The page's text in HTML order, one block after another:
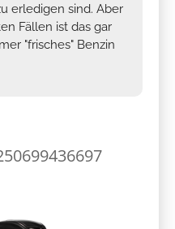
erledigen sind. Aber
Fällen ist das gar
"frisches" Benzin